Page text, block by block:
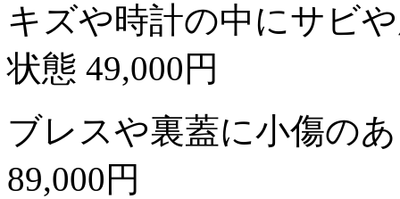
キズや時計の中にサビ
状態 49,000円
ブレスや裏蓋に小傷の
89,000円